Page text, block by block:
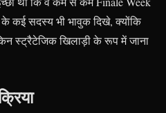
सदस्य भी भावुक दिखे, क्योंकि
स्ट्रैटेजिक खिलाड़ी के रूप में जाना